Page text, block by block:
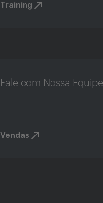
Training
Fale com Nossa Equipe
Vendas